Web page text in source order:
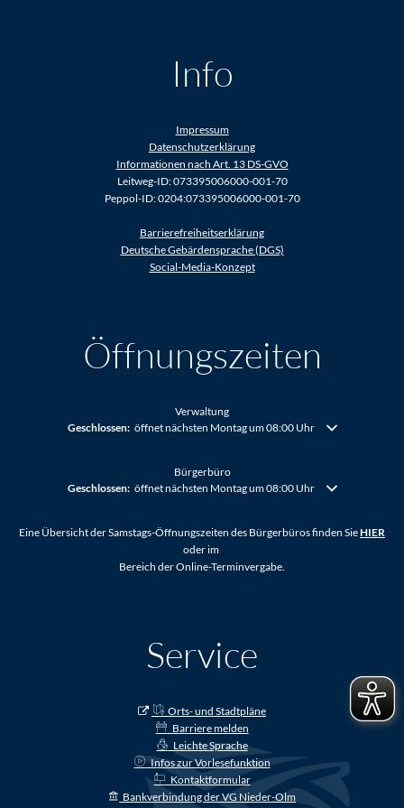
Info
Impressum
Datenschutzerklärung
Informationen nach Art. 13 DS-GVO
Leitweg-ID: 073395006000-001-70
Peppol-ID: 0204:073395006000-001-70
Barrierefreiheitserklärung
Deutsche Gebärdensprache (DGS)
Social-Media-Konzept
Öffnungszeiten
Verwaltung
Klicken, um weitere Öffnungs- oder Schließzeiten auszublenden
Geschlossen: öffnet nächsten Montag um 08:00 Uhr
Bürgerbüro
Klicken, um weitere Öffnungs- oder Schließzeiten auszublenden
Geschlossen: öffnet nächsten Montag um 08:00 Uhr
Eine Übersicht der Samstags-Öffnungszeiten des Bürgerbüros finden SieHIER
oder im
Bereich der Online-Terminvergabe.
Service
Orts- und Stadtpläne
Barriere melden
Leichte Sprache
Infos zur Vorlesefunktion
Kontaktformular
Bankverbindung der VG Nieder-Olm